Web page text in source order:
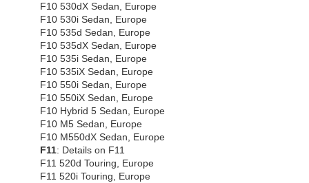
F10 530dX Sedan, Europe
F10 530i Sedan, Europe
F10 535d Sedan, Europe
F10 535dX Sedan, Europe
F10 535i Sedan, Europe
F10 535iX Sedan, Europe
F10 550i Sedan, Europe
F10 550iX Sedan, Europe
F10 Hybrid 5 Sedan, Europe
F10 M5 Sedan, Europe
F10 M550dX Sedan, Europe
F11: Details on F11
F11 520d Touring, Europe
F11 520i Touring, Europe